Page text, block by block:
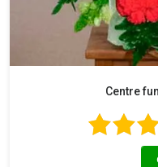
Centre